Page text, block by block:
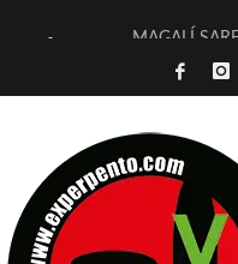
MAGALÍ
«NO
[LA BOLA NEGRA]
OSLO OVNIES
FÉLIX CALVO NOS